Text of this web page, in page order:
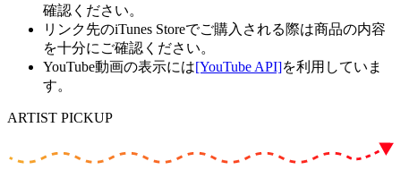
確認ください。
リンク先のiTunes Storeでご購入される際は商品の内容
を十分にご確認ください。
YouTube動画の表示には[YouTube API]を利用していま
す。
ARTIST PICKUP